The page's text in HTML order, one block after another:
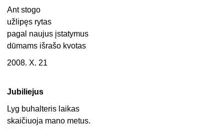
Ant stogo
užlipęs rytas
pagal naujus įstatymus
dūmams išrašo kvotas
2008. X. 21
Jubiliejus
Lyg buhalteris laikas
skaičiuoja mano metus.